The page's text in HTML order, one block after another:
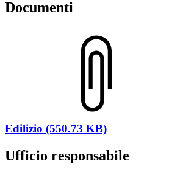
Documenti
Edilizio (550.73 KB)
Ufficio responsabile